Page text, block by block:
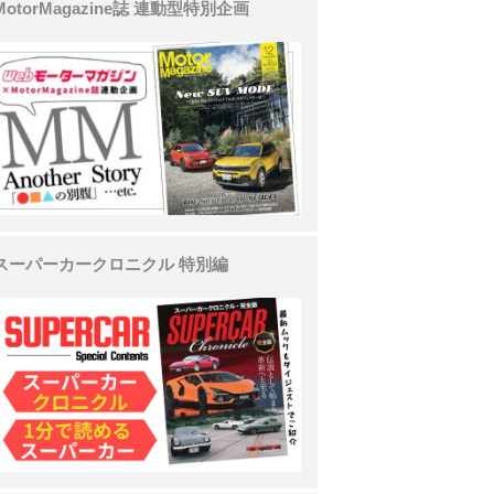
誌 連動型特別企画
ーパーカークロニクル 特別編